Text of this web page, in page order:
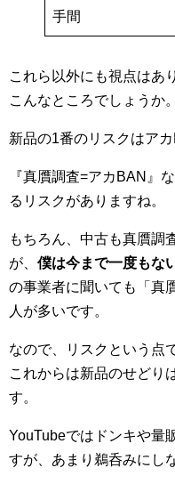
手間
これら以外にも視点はあ
こんなところでしょうか。
新品の1番のリスクはアカ
『真贋調査=アカBAN』
るリスクがありますね。
もちろん、中古も真贋調
が、 僕は今まで一度もな
の事業者に聞いても「真
人が多いです。
なので、リスクという点
これからは新品のせどり
す。
YouTubeではドンキや量
すが、あまり鵜呑みにし